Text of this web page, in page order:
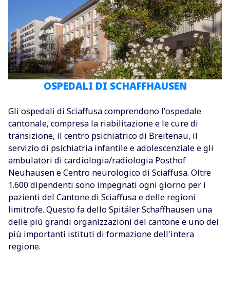
OSPEDALI DI SCHAFFHAUSEN
Gli ospedali di Sciaffusa comprendono l'ospedale
cantonale, compresa la riabilitazione e le cure di
transizione, il centro psichiatrico di Breitenau, il
servizio di psichiatria infantile e adolescenziale e gli
ambulatori di cardiologia/radiologia Posthof
Neuhausen e Centro neurologico di Sciaffusa. Oltre
1.600 dipendenti sono impegnati ogni giorno per i
pazienti del Cantone di Sciaffusa e delle regioni
limitrofe. Questo fa dello Spitäler Schaffhausen una
delle più grandi organizzazioni del cantone e uno dei
più importanti istituti di formazione dell'intera
regione.